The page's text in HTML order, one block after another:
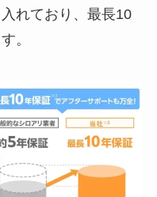
れており、最長10
。